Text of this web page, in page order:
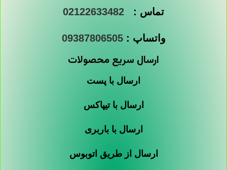
تماس : 02122633482
واتساپ :09387806505
ارسال سریع محصولات
ارسال با پست
ارسال با تیپاکس
ارسال با باربری
ارسال از طریق اتوبوس